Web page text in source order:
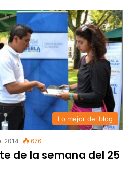
Lo mejor del blog
2014 676
de la semana del 25